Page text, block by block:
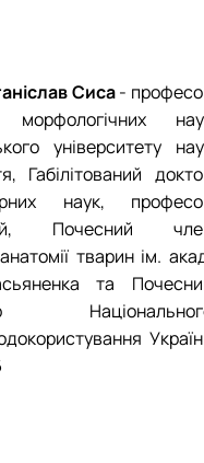
Сиса-
морфологічних
університету
Габілітований
наук,
Почесний
тварин ім.
та